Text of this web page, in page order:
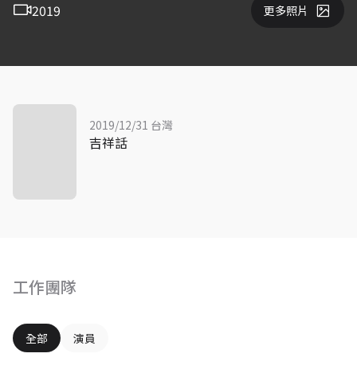
2019 更多照片
工作團隊
全部 演員
2019/12/31 台灣
吉祥話